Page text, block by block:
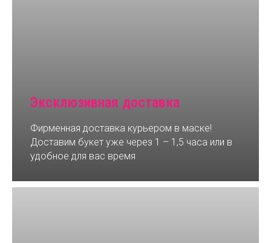
Эксклюзивная доставка
Фирменная доставка курьером в маске!
Доставим букет уже через 1 – 1,5 часа или в
удобное для вас время